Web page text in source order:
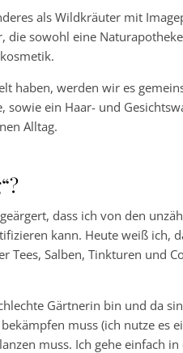
als Wildkräuter mit
sowohl eine
haben, werden wir es
sowie ein Haar- und
Alltag.
dass ich von den
kann. Heute weiß ich,
Tees, Salben, Tinkturen und
Gärtnerin bin und da
muss (ich nutze es
muss. Ich gehe einfach